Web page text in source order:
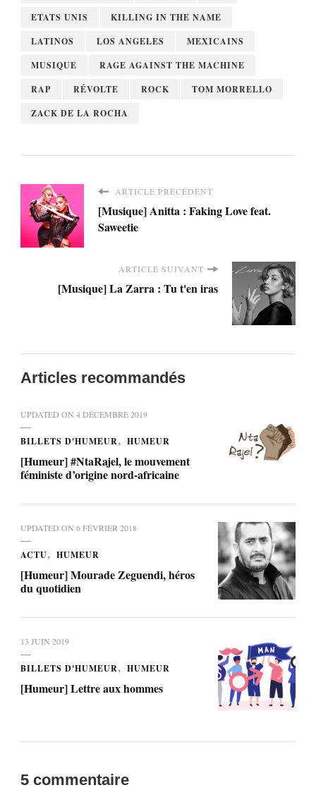
ETATS UNIS
KILLING IN THE NAME
LATINOS
LOS ANGELES
MEXICAINS
MUSIQUE
RAGE AGAINST THE MACHINE
RAP
RÉVOLTE ROCK
TOM MORRELLO
ZACK DE LA ROCHA
ARTICLE PRÉCÉDENT
[Musique] Anitta : Faking Love feat.
Saweetie
ARTICLE SUIVANT
[Musique] La Zarra : Tu t'en iras
Articles recommandés
UPDATED ON 4 DÉCEMBRE 2019
BILLETS D'HUMEUR HUMEUR
[Humeur] #NtaRajel, le mouvement
féministe d’origine nord-africaine
UPDATED ON 6 FÉVRIER 2018
ACTU HUMEUR
[Humeur] Mourade Zeguendi, héros
du quotidien
13 JUIN 2019
BILLETS D'HUMEUR HUMEUR
[Humeur] Lettre aux hommes
5 commentaire